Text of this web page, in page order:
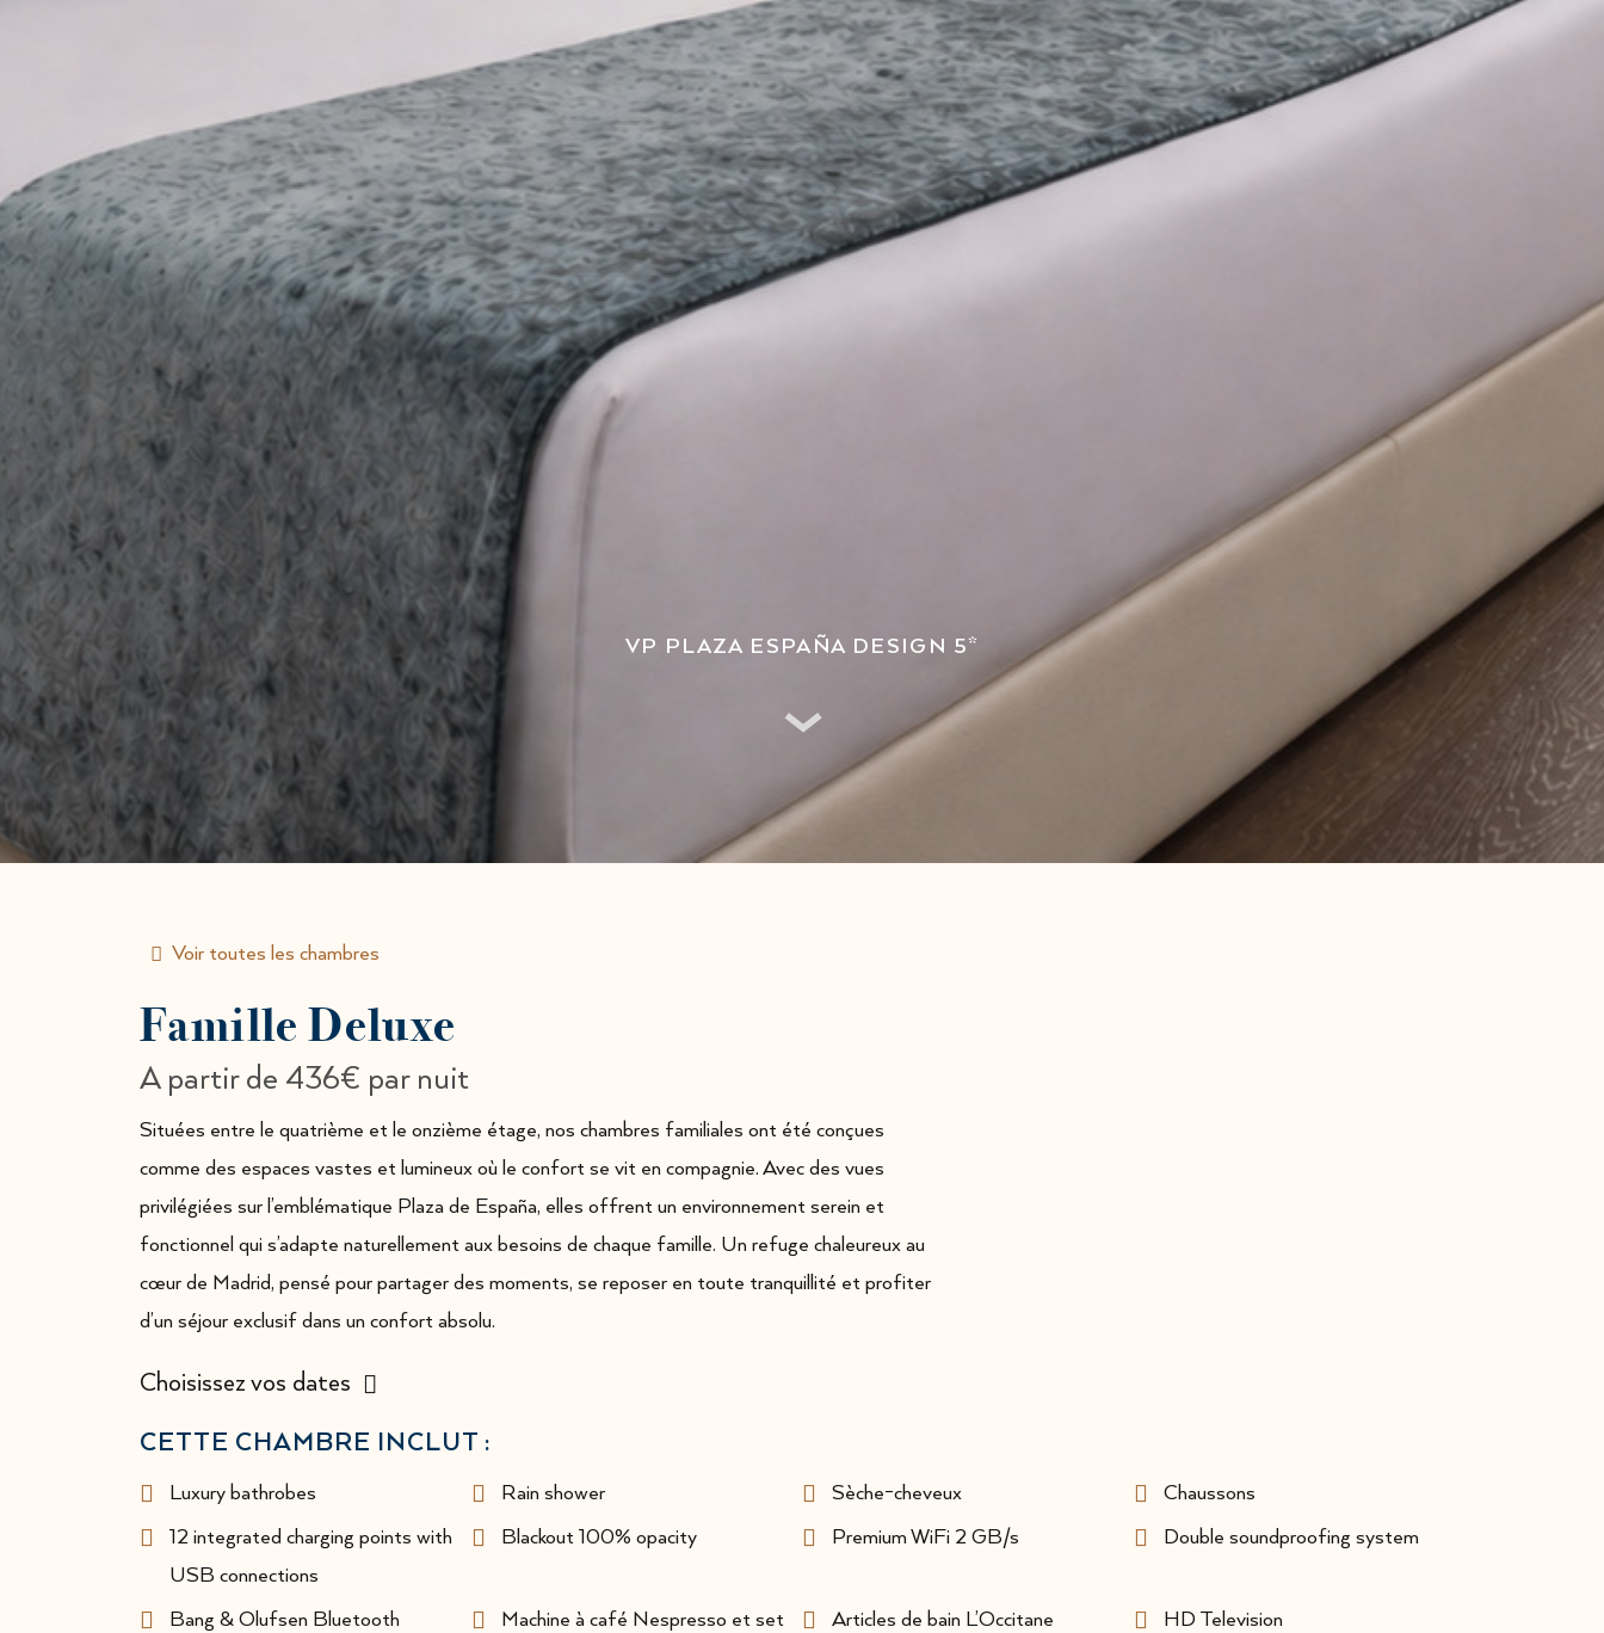
VP PLAZA ESPAÑA DESIGN 5*
Voir toutes les chambres
Famille Deluxe
A partir de 436€ par nuit
Situées entre le quatrième et le onzième étage, nos chambres familiales ont été conçues
comme des espaces vastes et lumineux où le confort se vit en compagnie. Avec des vues
privilégiées sur l’emblématique Plaza de España, elles offrent un environnement serein et
fonctionnel qui s’adapte naturellement aux besoins de chaque famille. Un refuge chaleureux au
cœur de Madrid, pensé pour partager des moments, se reposer en toute tranquillité et profiter
d’un séjour exclusif dans un confort absolu.
Choisissez vos dates
CETTE CHAMBRE INCLUT :
Luxury bathrobes Rain shower Sèche-cheveux
Chaussons
12 integrated charging points with
USB connections
Blackout 100% opacity Premium WiFi 2 GB/s Double soundproofing system
Bang & Olufsen Bluetooth
Machine à café Nespresso et set
Articles de bain L’Occitane HD Television